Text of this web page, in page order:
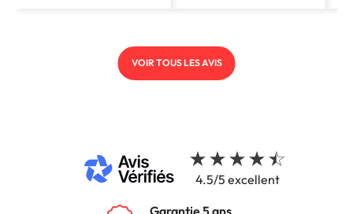
VOIR TOUS LES AVIS
4.5/5 excellent
Garantie 5 ans